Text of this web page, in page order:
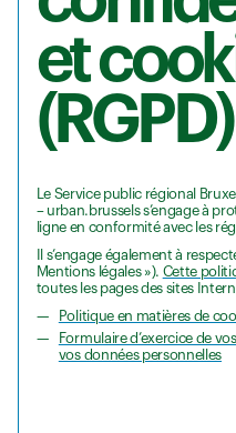
et
(RGPD)
Le Service public régional
– urban.brussels s’engage à
ligne en conformité avec les
Il s’engage également à
Mentions légales »). Cette
toutes les pages des sites
Politique en matières de
Formulaire d’exercice de
vos données personnelles